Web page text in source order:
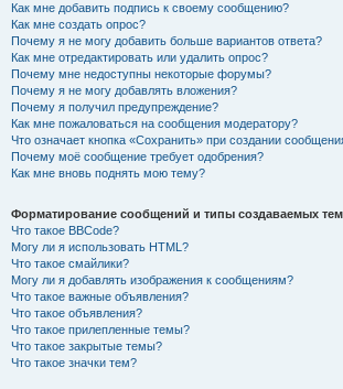
Как мне добавить подпись к своему сообщению?
Как мне создать опрос?
Почему я не могу добавить больше вариантов ответа?
Как мне отредактировать или удалить опрос?
Почему мне недоступны некоторые форумы?
Почему я не могу добавлять вложения?
Почему я получил предупреждение?
Как мне пожаловаться на сообщения модератору?
Что означает кнопка «Сохранить» при создании
Почему моё сообщение требует одобрения?
Как мне вновь поднять мою тему?
Форматирование сообщений и типы создаваемых тем
Что такое BBCode?
Могу ли я использовать HTML?
Что такое смайлики?
Могу ли я добавлять изображения к сообщениям?
Что такое важные объявления?
Что такое объявления?
Что такое прилепленные темы?
Что такое закрытые темы?
Что такое значки тем?